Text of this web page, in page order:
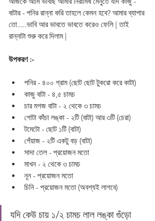
বাটার - পনির রান্না করি তাহলে কেমন হবে? আমার ব্যাপার
তো.....ভাবি আর ভাবতে ভাবতে করেও ফেলি | তাই
রান্নাটা শুরু করে দিলাম |
উপকরণ :-
পনির - ৪০০ গ্রাম (ছোট ছোট টুকরো করে কাটা)
কাজু বাটা - ৪,৫ চামচ
চার মগজ বাটা - ২ থেকে ৩ চামচ
গোটা কাঁচা লঙ্কা - ২টি (বাটা) আর ৩টি (চেরা)
টমেটো - ছোট ১টি (বাটা)
পেঁয়াজ - ২টি একটু বড় (বাটা)
সাদা তেল - প্রয়োজন মতো
মাখন - ২ থেকে ৩ চামচ
নূন - প্রয়োজন মতো
চিনি - প্রয়োজন মতো (অবশ্যই লাগবে)
যদি কেউ চায় ১/২ চামচ লাল লঙ্কা গুঁড়ো